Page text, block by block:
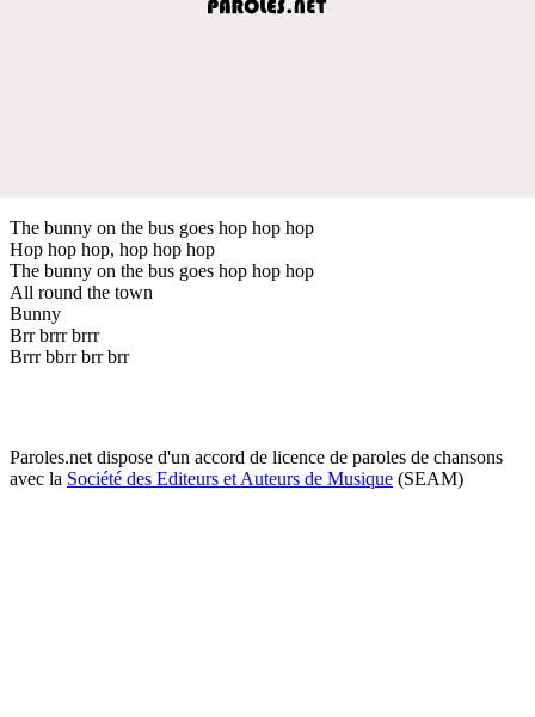
The bunny on the bus goes hop hop hop
Hop hop hop, hop hop hop
The bunny on the bus goes hop hop hop
All round the town
Bunny
Brr brrr brrr
Brrr bbrr brr brr
Paroles.net dispose d'un accord de licence de paroles de chansons
avec la Société des Editeurs et Auteurs de Musique (SEAM)